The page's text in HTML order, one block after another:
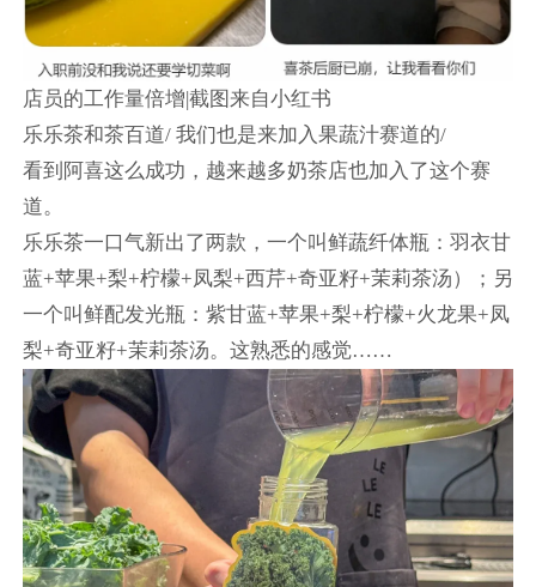
店员的工作量倍增|截图来自小红书
乐乐茶和茶百道/ 我们也是来加入果蔬汁赛道的/
看到阿喜这么成功，越来越多奶茶店也加入了这个赛
道。
乐乐茶一口气新出了两款，一个叫鲜蔬纤体瓶：羽衣甘
蓝+苹果+梨+柠檬+凤梨+西芹+奇亚籽+茉莉茶汤）；另
一个叫鲜配发光瓶：紫甘蓝+苹果+梨+柠檬+火龙果+凤
梨+奇亚籽+茉莉茶汤。这熟悉的感觉……